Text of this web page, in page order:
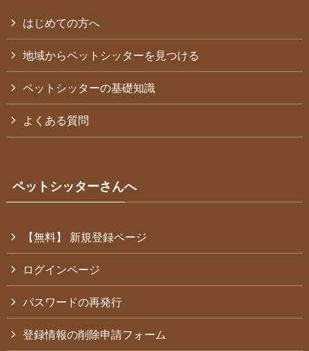
はじめての方へ
地域からペットシッターを見つける
ペットシッターの基礎知識
よくある質問
ペットシッターさんへ
【無料】 新規登録ページ
ログインページ
パスワードの再発行
登録情報の削除申請フォーム